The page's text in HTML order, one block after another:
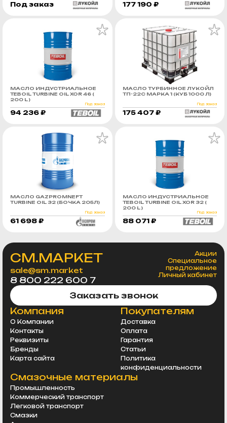
Под заказ 177 190 ₽
МАСЛО ИНДУСТРИАЛЬНОЕ
TEBOIL TURBINE OIL XOR 46 (
200 L )
Под заказ
94 236 ₽
МАСЛО ТУРБИННОЕ ЛУКОЙЛ
ТП-22С МАРКА 1 (КУБ 1000 Л)
Под заказ
175 407 ₽
МАСЛО GAZPROMNEFT
TURBINE OIL 32 (БОЧКА 205Л)
Под заказ
61 698 ₽
МАСЛО ИНДУСТРИАЛЬНОЕ
TEBOIL TURBINE OIL XOR 32 (
200 L )
Под заказ
88 071 ₽
СМ.МАРКЕТ
sale@sm.market
8 800 222 600 7
Акции
Специальное
предложение
Личный кабинет
Заказать звонок
Компания
О Компании
Контакты
Реквизиты
Бренды
Карта сайта
Покупателям
Доставка
Оплата
Гарантия
Статьи
Политика
конфиденциальности
Смазочные материалы
Промышленность
Коммерческий транспорт
Легковой транспорт
Смазки